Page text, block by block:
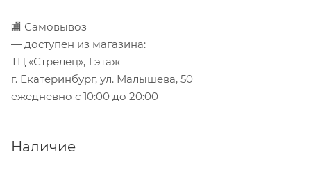
🏬 Самовывоз
— доступен из магазина:
ТЦ «Стрелец», 1 этаж
г. Екатеринбург, ул. Малышева, 50
ежедневно с 10:00 до 20:00
Наличие